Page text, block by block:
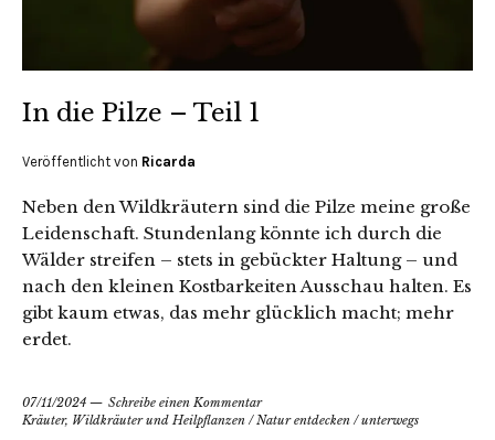
In die Pilze – Teil 1
Veröffentlicht von Ricarda
Neben den Wildkräutern sind die Pilze meine große
Leidenschaft. Stundenlang könnte ich durch die
Wälder streifen – stets in gebückter Haltung – und
nach den kleinen Kostbarkeiten Ausschau halten. Es
gibt kaum etwas, das mehr glücklich macht; mehr
erdet.
07/11/2024
Schreibe einen Kommentar
Kräuter, Wildkräuter und Heilpflanzen /Natur entdecken /unterwegs